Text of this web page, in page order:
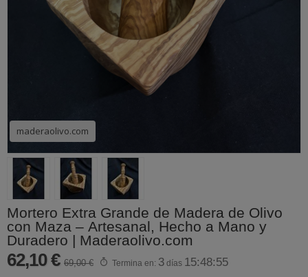
maderaolivo.com
Mortero Extra Grande de Madera de Olivo
con Maza – Artesanal, Hecho a Mano y
Duradero | Maderaolivo.com
62,10 € 69,00 € Termina en: 3 días 15:48:55